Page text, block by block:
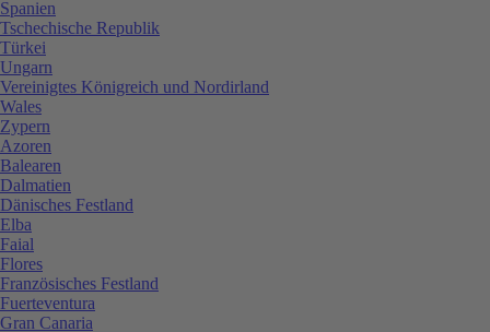
Spanien
Tschechische Republik
Türkei
Ungarn
Vereinigtes Königreich und Nordirland
Wales
Zypern
Azoren
Balearen
Dalmatien
Dänisches Festland
Elba
Faial
Flores
Französisches Festland
Fuerteventura
Gran Canaria